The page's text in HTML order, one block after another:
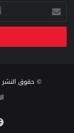
أدخل
بريدك
الإلكتروني
© حقوق النشر 2026، جميع الحقوق محفوظة |